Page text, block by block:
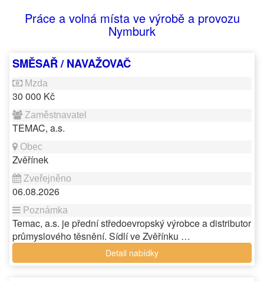
Práce a volná místa ve výrobě a provozu
Nymburk
SMĚSAŘ / NAVAŽOVAČ
30 000 Kč
TEMAC, a.s.
Zvěřínek
06.08.2026
Temac, a.s. je přední středoevropský výrobce a distributor
průmyslového těsnění. Sídlí ve Zvěřínku …
Detail nabídky